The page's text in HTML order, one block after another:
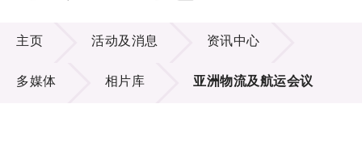
技术商品化
项目及资助计划
活动及消息
活动及消息
主页 活动及消息 资讯中心
多媒体 相片库 亚洲物流及航运会议